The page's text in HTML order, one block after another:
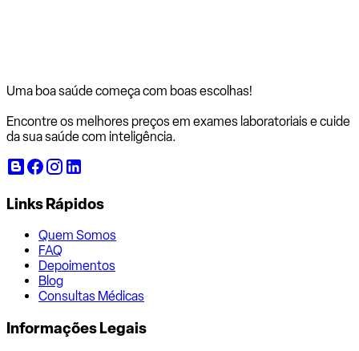
Uma boa saúde começa com boas escolhas!
Encontre os melhores preços em exames laboratoriais e cuide
da sua saúde com inteligência.
Links Rápidos
Quem Somos
FAQ
Depoimentos
Blog
Consultas Médicas
Informações Legais